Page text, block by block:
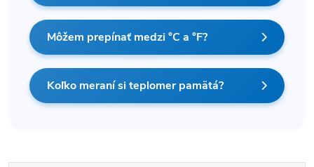
Môžem prepínať medzi °C a °F?
Koľko meraní si teplomer pamätá?